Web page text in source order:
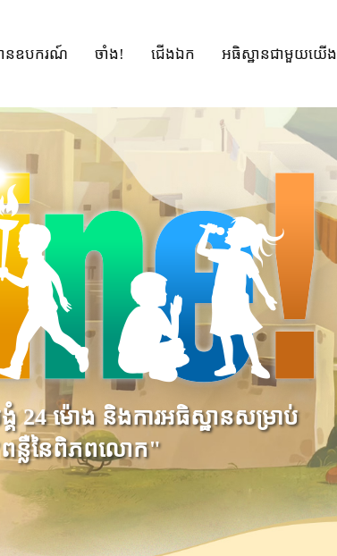
នឧបករណ៍ ចាំង! ជើងឯក អធិស្ឋានជាមួយយើង
គំ 24 ម៉ោង និងការអធិស្ឋានសម្រាប់
ន្លឺនៃពិភពលោក"